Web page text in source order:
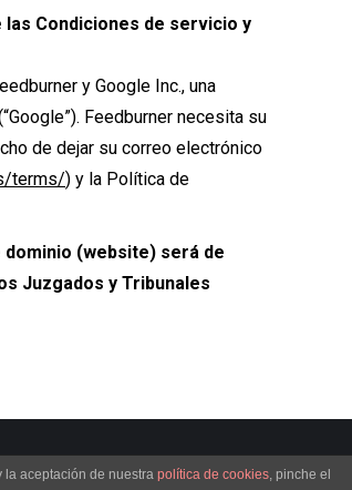
las Condiciones de servicio y
y Google Inc., una
Feedburner necesita su
de dejar su correo electrónico
terms/) y la Política de
(website) será de
Juzgados y Tribunales
Aviso Legal Política de Cookies
la aceptación de nuestra política de cookies, pinche el